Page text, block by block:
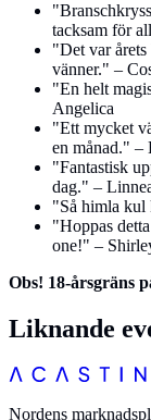
tacksam för
"Det var årets
vänner." –
"En helt
Angelica
"Ett mycket
en månad." –
"Fantastisk
dag." –
"Så himla
"Hoppas
one!" –
Obs! 18-årsgräns
Liknande
Nordens